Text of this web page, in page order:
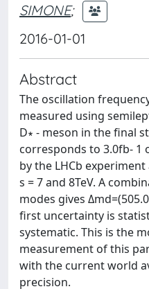
SIMONE;
2016-01-01
Abstract
The oscillation
measured using
D∗ - meson in the final
corresponds to 3.0fb- 1
by the LHCb
s = 7 and 8TeV. A
modes gives
first uncertainty is
systematic. This is the
measurement of this
with the current world
precision.